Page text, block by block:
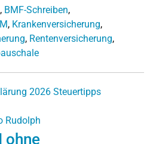
, BMF-Schreiben,
, Krankenversicherung,
, Rentenversicherung,
2026 Steuertipps
Rudolph
ohne